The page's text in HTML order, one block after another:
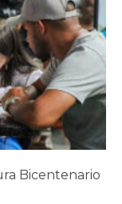
Bicentenario